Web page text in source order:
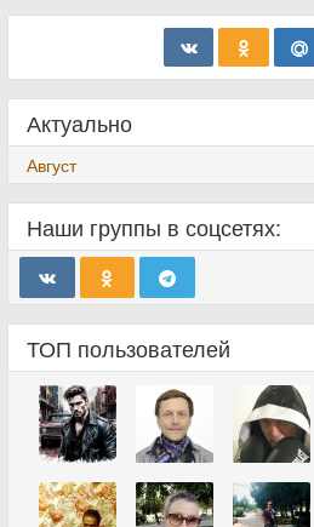
Актуально
Август
Наши группы в соцсетях:
ТОП пользователей